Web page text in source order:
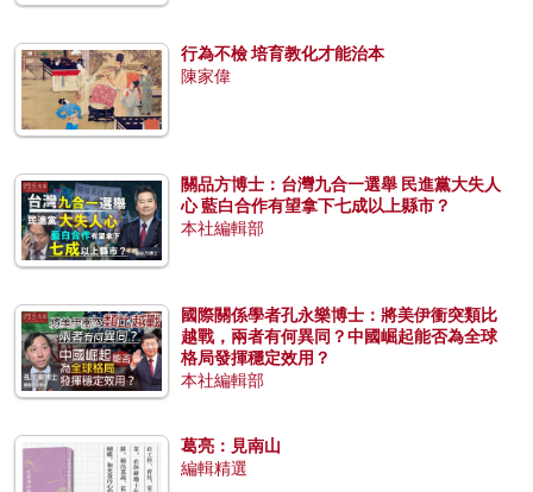
行為不檢 培育教化才能治本
陳家偉
關品方博士：台灣九合一選舉 民進黨大失人
心 藍白合作有望拿下七成以上縣市？
本社編輯部
國際關係學者孔永樂博士：將美伊衝突類比
越戰，兩者有何異同？中國崛起能否為全球
格局發揮穩定效用？
本社編輯部
葛亮：見南山
編輯精選